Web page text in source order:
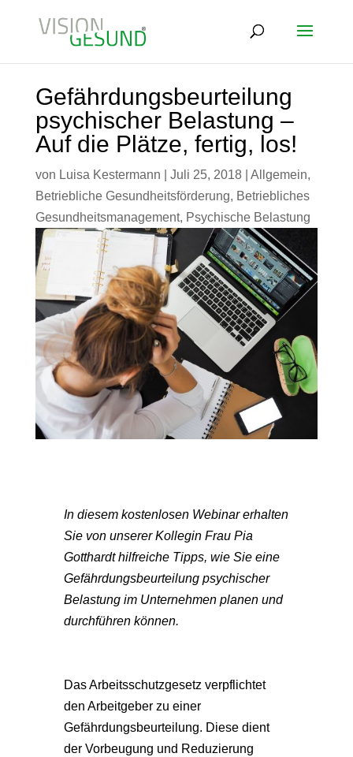
Gefährdungsbeurteilung
psychischer Belastung –
Auf die Plätze, fertig, los!
von Luisa Kestermann Juli 25, 2018| Allgemein,
Betriebliche Gesundheitsförderung, Betriebliches
Gesundheitsmanagement, Psychische Belastung
In diesem kostenlosen Webinar erhalten
Sie von unserer Kollegin Frau Pia
Gotthardt hilfreiche Tipps, wie Sie eine
Gefährdungsbeurteilung psychischer
Belastung im Unternehmen planen und
durchführen können.
Das Arbeitsschutzgesetz verpflichtet
den Arbeitgeber zu einer
Gefährdungsbeurteilung. Diese dient
der Vorbeugung und Reduzierung